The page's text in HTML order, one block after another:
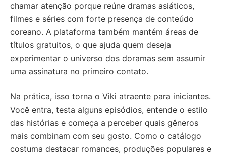
chamar atenção porque reúne dramas asiáticos,
filmes e séries com forte presença de conteúdo
coreano. A plataforma também mantém áreas de
títulos gratuitos, o que ajuda quem deseja
experimentar o universo dos doramas sem assumir
uma assinatura no primeiro contato.
Na prática, isso torna o Viki atraente para iniciantes.
Você entra, testa alguns episódios, entende o estilo
das histórias e começa a perceber quais gêneros
mais combinam com seu gosto. Como o catálogo
costuma destacar romances, produções populares e